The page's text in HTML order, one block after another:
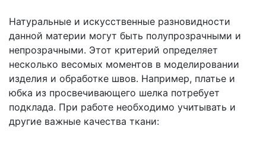
Натуральные и искусственные разновидности
данной материи могут быть полупрозрачными и
непрозрачными. Этот критерий определяет
несколько весомых моментов в моделировании
изделия и обработке швов. Например, платье и
юбка из просвечивающего шелка потребует
подклада. При работе необходимо учитывать и
другие важные качества ткани: